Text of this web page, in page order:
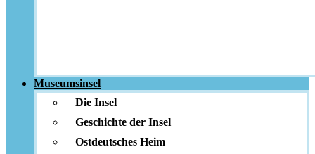
Museumsinsel
Die Insel
Geschichte der Insel
Ostdeutsches Heim